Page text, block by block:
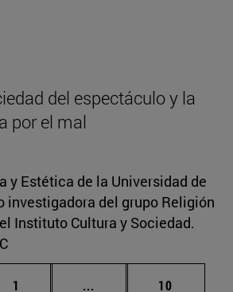
del espectáculo y la
por el mal
y Estética de la Universidad de
investigadora del grupo Religión
Instituto Cultura y Sociedad.
Página
1 ... Páginas intermedias
Página
10